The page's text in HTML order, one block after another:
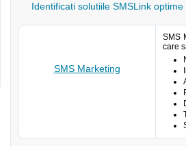
Identificati solutiile SMSLink optime
SMS Marketing
SMS
care